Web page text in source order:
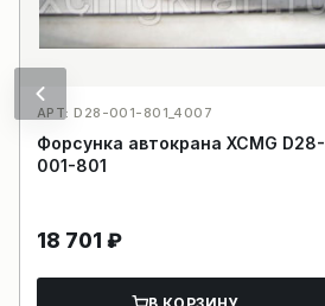
АРТ: D28-001-801_4007
Форсунка автокрана XCMG D28-
001-801
18 701 ₽